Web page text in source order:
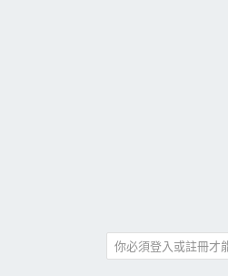
你必須登入或註冊才